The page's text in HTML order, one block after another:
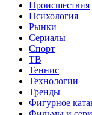
Происшествия
Психология
Рынки
Сериалы
Спорт
ТВ
Теннис
Технологии
Тренды
Фигурное